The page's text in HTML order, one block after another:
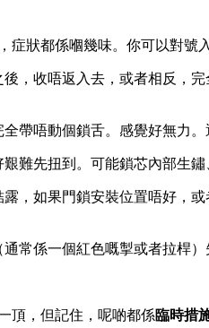
狀都係嗰幾味。你可以對號
後，收唔返入去，或者相反，
帶唔動個鎖舌。感覺好無力
難先扭到。可能鎖芯內部生
，如果門鎖安裝位置唔好，
常係一個紅色嘅掣或者拉桿
頂，但記住，呢啲都係臨時措